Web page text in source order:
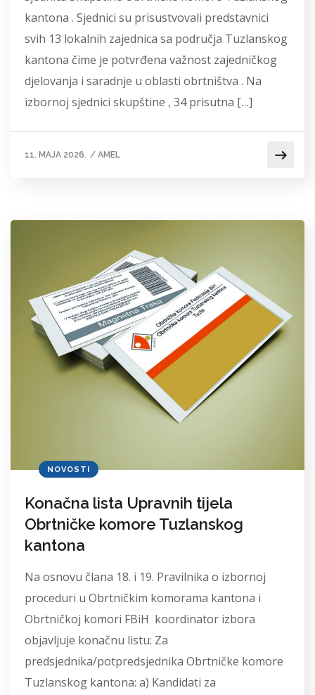
kantona . Sjednici su prisustvovali predstavnici
svih 13 lokalnih zajednica sa područja Tuzlanskog
kantona čime je potvrđena važnost zajedničkog
djelovanja i saradnje u oblasti obrtništva . Na
izbornoj sjednici skupštine , 34 prisutna […]
11. MAJA 2026. / AMEL
NOVOSTI
Konačna lista Upravnih tijela
Obrtničke komore Tuzlanskog
kantona
Na osnovu člana 18. i 19. Pravilnika o izbornoj
proceduri u Obrtničkim komorama kantona i
Obrtničkoj komori FBiH koordinator izbora
objavljuje konačnu listu: Za
predsjednika/potpredsjednika Obrtničke komore
Tuzlanskog kantona: a) Kandidati za